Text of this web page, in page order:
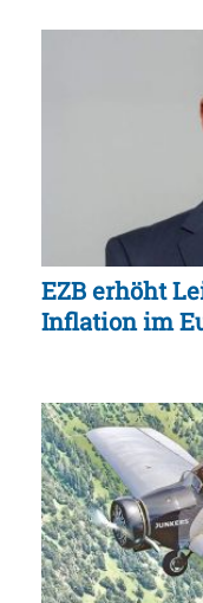
EZB erhöht
Inflation im